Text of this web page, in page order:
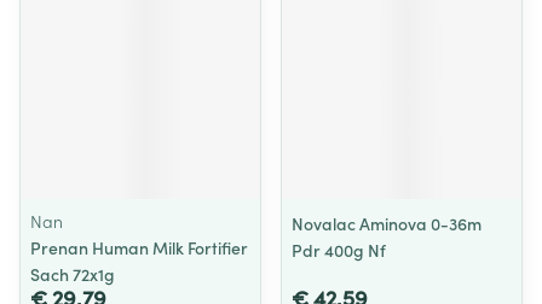
Nan
Prenan Human Milk Fortifier
Sach 72x1g
€ 29,79
Novalac Aminova 0-36m
Pdr 400g Nf
€ 42,59